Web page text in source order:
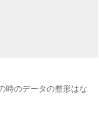
時のデータの整形はな